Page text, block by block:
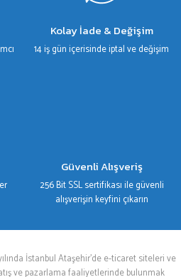
Kolay İade & Değişim
14 iş gün içerisinde iptal ve değişim
Güvenli Alışveriş
256 Bit SSL sertifikası ile güvenli
alışverişin keyfini çıkarın
İstanbul Ataşehir’de e-ticaret siteleri ve
ve pazarlama faaliyetlerinde bulunmak